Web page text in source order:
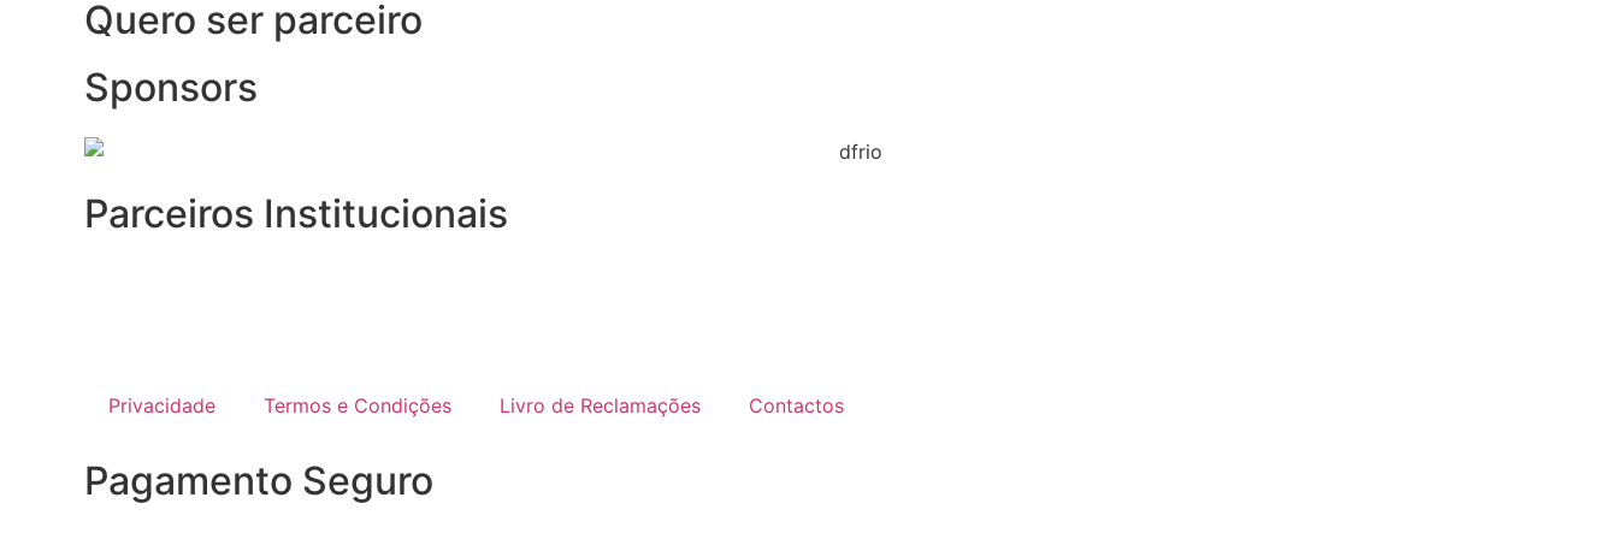
Quero ser parceiro
Sponsors
Parceiros Institucionais
Privacidade Termos e Condições Livro de Reclamações Contactos
Pagamento Seguro